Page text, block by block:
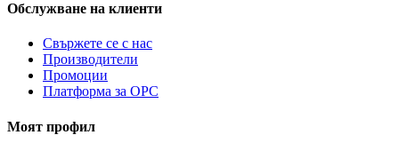
Обслужване на клиенти
Свържете се с нас
Производители
Промоции
Платформа за ОРС
Моят профил